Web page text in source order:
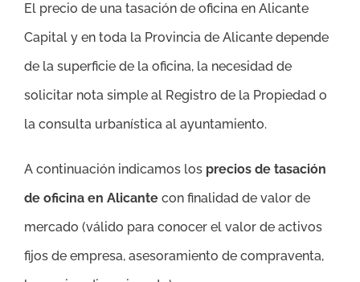
El precio de una tasación de oficina en Alicante
Capital y en toda la Provincia de Alicante depende
de la superficie de la oficina, la necesidad de
solicitar nota simple al Registro de la Propiedad o
la consulta urbanística al ayuntamiento.
A continuación indicamos los precios de tasación
de oficina en Alicante con finalidad de valor de
mercado (válido para conocer el valor de activos
fijos de empresa, asesoramiento de compraventa,